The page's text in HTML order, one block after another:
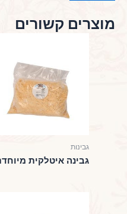
מוצרים קשורים
גבינות
גבינה איטלקית